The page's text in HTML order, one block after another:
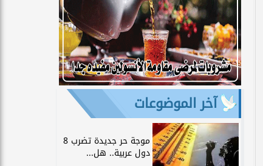
آخر الموضوعات
موجة حر جديدة تضرب 8
دول عربية.. هل...